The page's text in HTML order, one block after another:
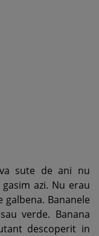
sute de ani nu
azi. Nu erau
Bananele
verde. Banana
descoperit in